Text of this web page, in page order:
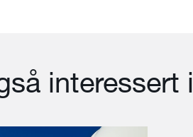
interessert i